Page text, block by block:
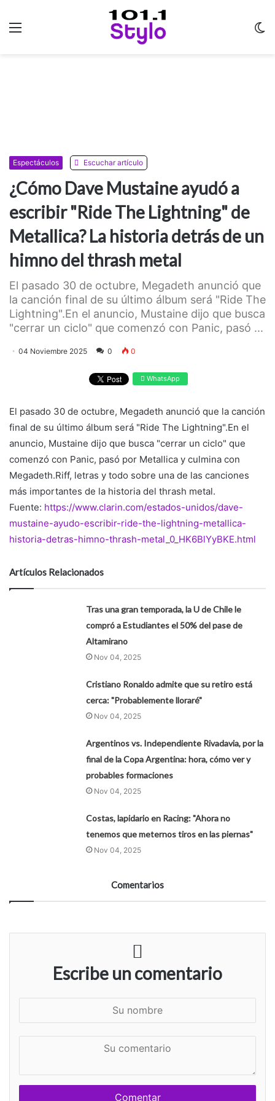
Espectáculos Escuchar artículo
¿Cómo Dave Mustaine ayudó a
escribir "Ride The Lightning" de
Metallica? La historia detrás de un
himno del thrash metal
El pasado 30 de octubre, Megadeth anunció que
la canción final de su último álbum será "Ride The
Lightning".En el anuncio, Mustaine dijo que busca
"cerrar un ciclo" que comenzó con Panic, pasó ...
04 Noviembre 2025 0 0
WhatsApp
El pasado 30 de octubre, Megadeth anunció que la canción
final de su último álbum será "Ride The Lightning".En el
anuncio, Mustaine dijo que busca "cerrar un ciclo" que
comenzó con Panic, pasó por Metallica y culmina con
Megadeth.Riff, letras y todo sobre una de las canciones
más importantes de la historia del thrash metal.
Fuente: https://www.clarin.com/estados-unidos/dave-
mustaine-ayudo-escribir-ride-the-lightning-metallica-
historia-detras-himno-thrash-metal_0_HK6BlYyBKE.html
Artículos Relacionados
Tras una gran temporada, la U de Chile le
compró a Estudiantes el 50% del pase de
Altamirano
Nov 04, 2025
Cristiano Ronaldo admite que su retiro está
cerca: "Probablemente lloraré"
Nov 04, 2025
Argentinos vs. Independiente Rivadavia, por la
final de la Copa Argentina: hora, cómo ver y
probables formaciones
Nov 04, 2025
Costas, lapidario en Racing: "Ahora no
tenemos que meternos tiros en las piernas"
Nov 04, 2025
Comentarios
Escribe un comentario